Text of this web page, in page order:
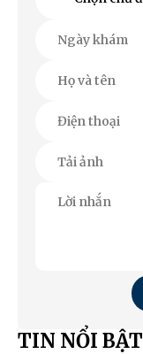
TIN NỔI BẬT